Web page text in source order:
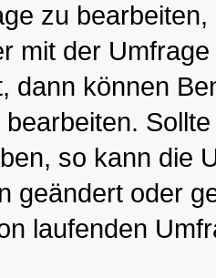
zu
mit der
dann können
so kann die
geändert oder
laufenden